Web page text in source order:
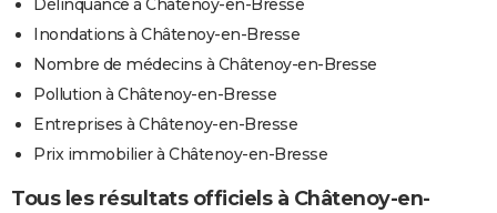
Délinquance à Châtenoy-en-Bresse
Inondations à Châtenoy-en-Bresse
Nombre de médecins à Châtenoy-en-Bresse
Pollution à Châtenoy-en-Bresse
Entreprises à Châtenoy-en-Bresse
Prix immobilier à Châtenoy-en-Bresse
Tous les résultats officiels à Châtenoy-en-